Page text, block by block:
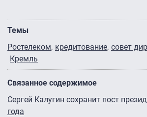
Темы
Ростелеком кредитование совет
Кремль
Связанное содержимое
Сергей Калугин сохранит пост
года